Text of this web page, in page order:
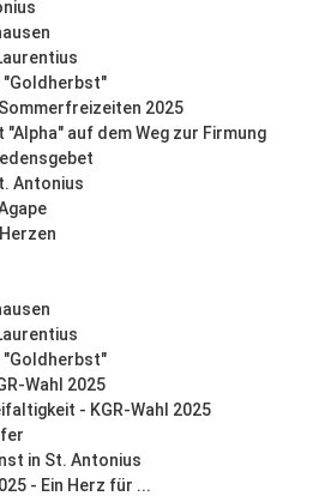
2025
"Alpha" auf dem Weg zur Firmung
Antonius
Wahl 2025
- KGR-Wahl 2025
in St. Antonius
- Ein Herz für ...